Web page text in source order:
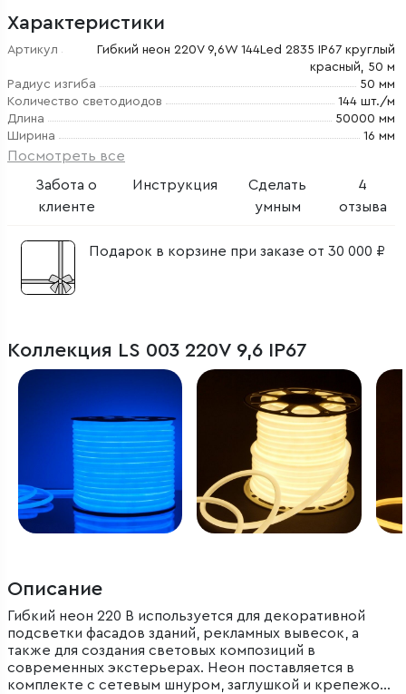
Характеристики
Артикул
Гибкий неон 220V 9,6W 144Led 2835 IP67 круглый
красный, 50 м
Радиус изгиба
50 мм
Количество светодиодов
144 шт./м
Длина
50000 мм
Ширина
16 мм
Посмотреть все
Забота о
клиенте
Инструкция
Сделать
умным
4
отзыва
Подарок в корзине при заказе от 30 000 ₽
Коллекция LS 003 220V 9,6 IP67
Описание
Гибкий неон 220 В используется для декоративной
подсветки фасадов зданий, рекламных вывесок, а
также для создания световых композиций в
современных экстерьерах. Неон поставляется в
комплекте с сетевым шнуром, заглушкой и крепежом